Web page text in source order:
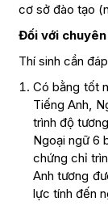
cơ sở đào tạo
Đối với
Thí sinh cần
Có bằng tốt
Tiếng Anh,
trình độ
Ngoại ngữ 6
chứng chỉ
Anh tương
lực tính đến